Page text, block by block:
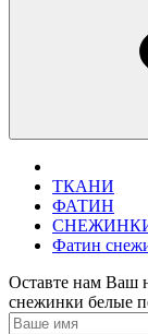
ТКАНИ
ФАТИН
Фатин
Оставте нам Ваш
снежинки белые